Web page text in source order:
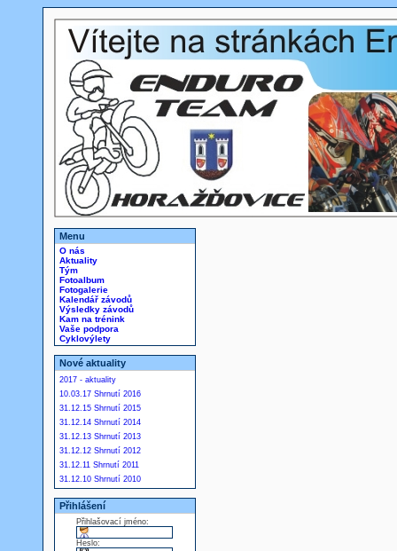
Menu
O nás
Aktuality
Tým
Fotoalbum
Fotogalerie
Kalendář závodů
Výsledky závodů
Kam na trénink
Vaše podpora
Cyklovýlety
Nové aktuality
2017 - aktuality
10.03.17 Shrnutí 2016
31.12.15 Shrnutí 2015
31.12.14 Shrnutí 2014
31.12.13 Shrnutí 2013
31.12.12 Shrnutí 2012
31.12.11 Shrnutí 2011
31.12.10 Shrnutí 2010
Přihlášení
Přihlašovací jméno:
Heslo: